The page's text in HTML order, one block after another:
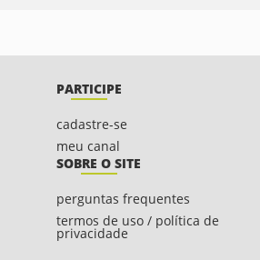
PARTICIPE
cadastre-se
meu canal
SOBRE O SITE
perguntas frequentes
termos de uso / política de
privacidade